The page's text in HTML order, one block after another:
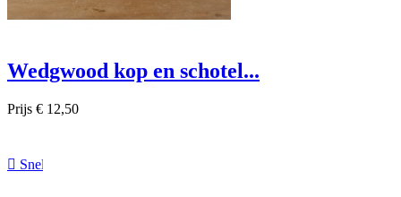
Wedgwood kop en schotel...
Prijs € 12,50
 Snel bekijken